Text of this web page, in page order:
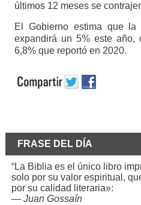
últimos 12 meses se
El Gobierno estima que la
expandirá un 5% este año,
6,8% que reportó en 2020.
FRASE DEL DÍA
“La Biblia es el único libro
solo por su valor espiritual,
por su calidad literaria»:
— Juan Gossaín